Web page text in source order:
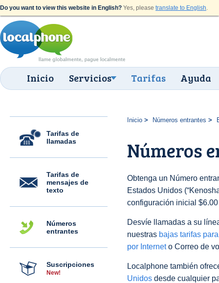
Do you want to view this website in English? Yes, please translate to English.
Inicio Servicios Tarifas Ayuda
Tarifas de
llamadas
Tarifas de
mensajes de
texto
Números
entrantes
Suscripciones
New!
Inicio Números entrantes
Números
Obtenga un Número
Estados Unidos
configuración inicial
Desvíe llamadas a su
nuestras bajas tarifas
por Interneto Correo de
Localphone también
Unidos desde cualquier